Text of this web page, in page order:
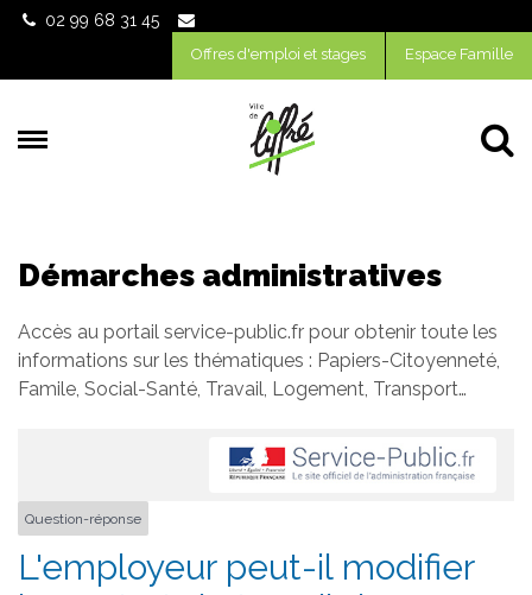
Gestion des traceurs
02 99 68 31 45
Offres d'emploi et stages Espace Famille
Démarches administratives
Accès au portail service-public.fr pour obtenir toute les
informations sur les thématiques : Papiers-Citoyenneté,
Famile, Social-Santé, Travail, Logement, Transport…
Question-réponse
L'employeur peut-il modifier